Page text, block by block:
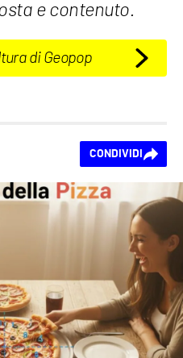
e contenuto.
di Geopop
CONDIVIDI